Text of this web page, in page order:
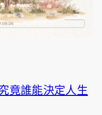
竟誰能決定人生